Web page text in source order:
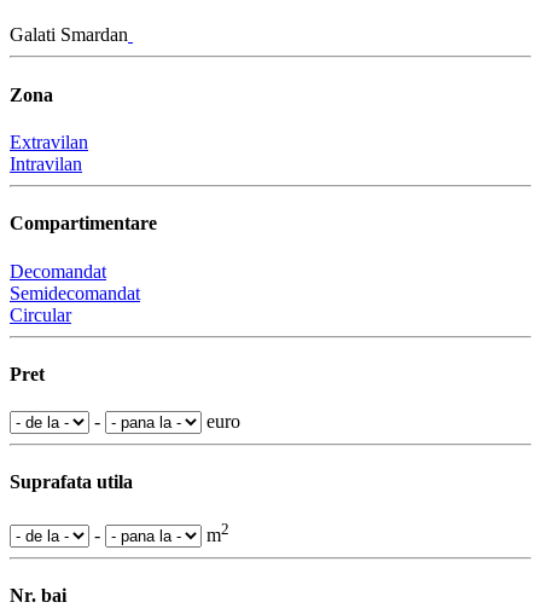
Galati Smardan
Zona
Extravilan
Intravilan
Compartimentare
Decomandat
Semidecomandat
Circular
Pret
- euro
Suprafata utila
- m2
Nr. bai